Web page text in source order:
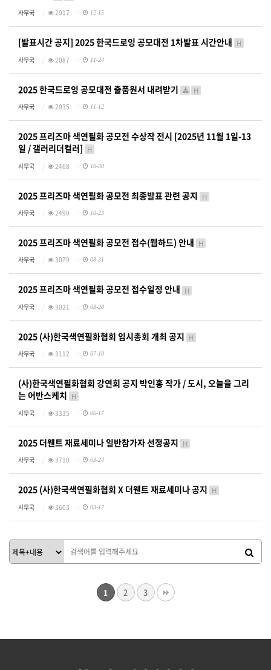
사무국 2017 12-15
[발표시간 공지] 2025 한국드로잉 공모대전 1차발표 시간안내 H
사무국 2087 11-24
2025 한국드로잉 공모대전 출품원서 내려받기 H
사무국 2035 11-12
2025 프리즈마 색연필화 공모전 수상작 전시 [2025년 11월 1일-13
일 / 갤러리더컬러] H
사무국 2468 10-30
2025 프리즈마 색연필화 공모전 최종발표 관련 공지 H
사무국 2490 10-23
2025 프리즈마 색연필화 공모전 접수(웹하드) 안내 H
사무국 3079 08-31
2025 프리즈마 색연필화 공모전 접수일정 안내 H
사무국 3021 08-28
2025 (사)한국색연필화협회 임시총회 개최 공지 H
사무국 3112 07-10
(사)한국색연필화협회 강연회 공지 박인홍 작가 / 도시, 오늘을 그리
는 어반스케치 H
사무국 3335 06-17
2025 더웬트 재료세미나 일반참가자 선정공지 H
사무국 3710 03-24
2025 (사)한국색연필화협회 X 더웬트 재료세미나 공지 H
사무국 3603 03-17
1 2 3